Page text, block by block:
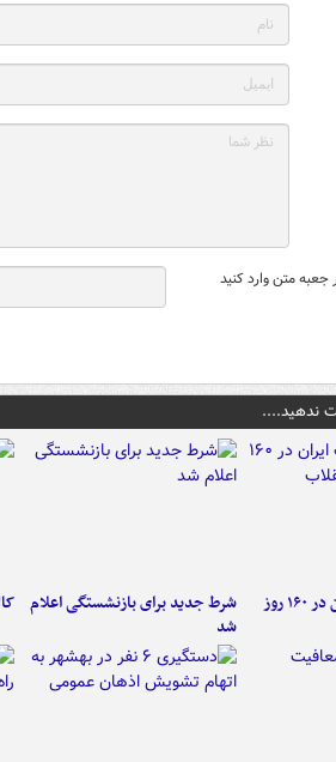
جعبه متن وارد کنید
ندهید....
۶ دستاورد بزرگ ایران در ۱۶۰ روز
شرط جدید برای بازنشستگی اعلام
شد